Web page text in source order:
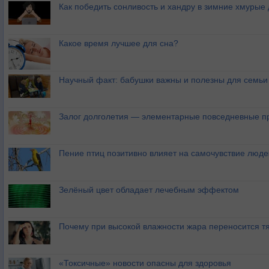
Как победить сонливость и хандру в зимние хмурые
Какое время лучшее для сна?
Научный факт: бабушки важны и полезны для семьи
Залог долголетия — элементарные повседневные
Пение птиц позитивно влияет на самочувствие
Зелёный цвет обладает лечебным эффектом
Почему при высокой влажности жара переносится
«Токсичные» новости опасны для здоровья